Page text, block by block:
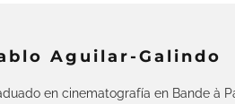
Aguilar-Galindo
en cinematografía en Bande à